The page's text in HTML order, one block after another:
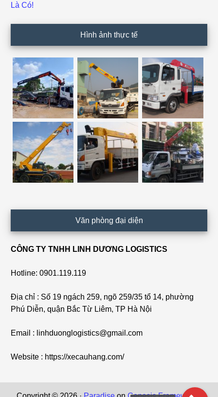
Là Có!
Hình ảnh thực tế
Văn phòng đại diện
CÔNG TY TNHH LINH DƯƠNG LOGISTICS
Hotline: 0901.119.119
Địa chỉ : Số 19 ngách 259, ngõ 259/35 tổ 14, phường
Phú Diễn, quận Bắc Từ Liêm, TP Hà Nội
Email : linhduonglogistics@gmail.com
Website : https://xecauhang.com/